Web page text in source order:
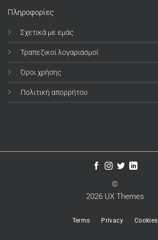
Πληροφορίες
Σχετικά με εμάς
Τραπεζικοί λογαριασμοί
Όροι χρήσης
Πολιτική απορρήτου
©
2026 UX Themes
Terms Privacy Cookies